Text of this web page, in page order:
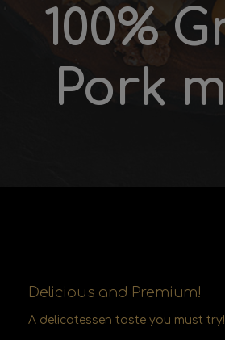
100%
Pork
Delicious and Premium!
A delicatessen taste you must try!